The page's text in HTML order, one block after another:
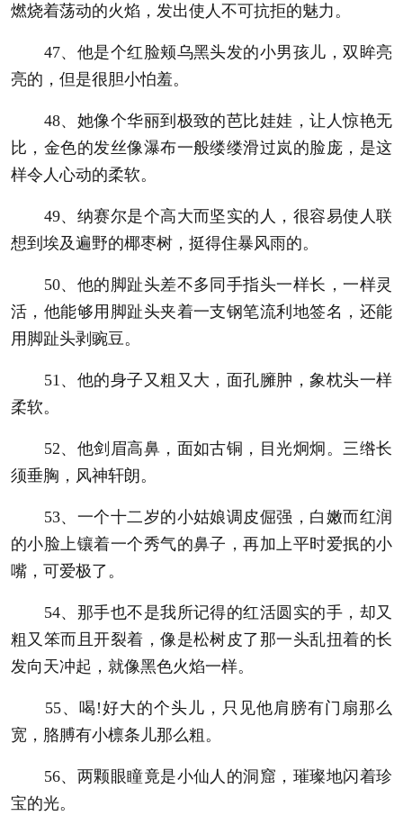
燃烧着荡动的火焰，发出使人不可抗拒的魅力。
47、他是个红脸颊乌黑头发的小男孩儿，双眸亮
亮的，但是很胆小怕羞。
48、她像个华丽到极致的芭比娃娃，让人惊艳无
比，金色的发丝像瀑布一般缕缕滑过岚的脸庞，是这
样令人心动的柔软。
49、纳赛尔是个高大而坚实的人，很容易使人联
想到埃及遍野的椰枣树，挺得住暴风雨的。
50、他的脚趾头差不多同手指头一样长，一样灵
活，他能够用脚趾头夹着一支钢笔流利地签名，还能
用脚趾头剥豌豆。
51、他的身子又粗又大，面孔臃肿，象枕头一样
柔软。
52、他剑眉高鼻，面如古铜，目光炯炯。三绺长
须垂胸，风神轩朗。
53、一个十二岁的小姑娘调皮倔强，白嫩而红润
的小脸上镶着一个秀气的鼻子，再加上平时爱抿的小
嘴，可爱极了。
54、那手也不是我所记得的红活圆实的手，却又
粗又笨而且开裂着，像是松树皮了那一头乱扭着的长
发向天冲起，就像黑色火焰一样。
55、喝!好大的个头儿，只见他肩膀有门扇那么
宽，胳膊有小檩条儿那么粗。
56、两颗眼瞳竟是小仙人的洞窟，璀璨地闪着珍
宝的光。